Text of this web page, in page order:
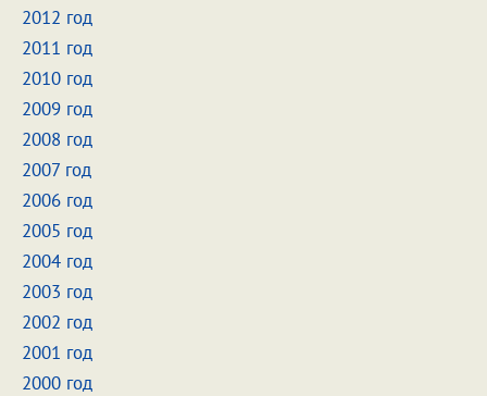
2012 год
2011 год
2010 год
2009 год
2008 год
2007 год
2006 год
2005 год
2004 год
2003 год
2002 год
2001 год
2000 год